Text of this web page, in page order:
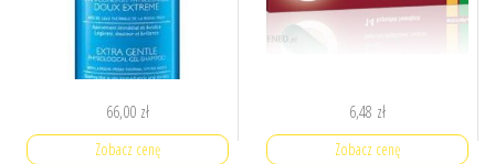
66,00 zł
Zobacz cenę
6,48 zł
Zobacz cenę